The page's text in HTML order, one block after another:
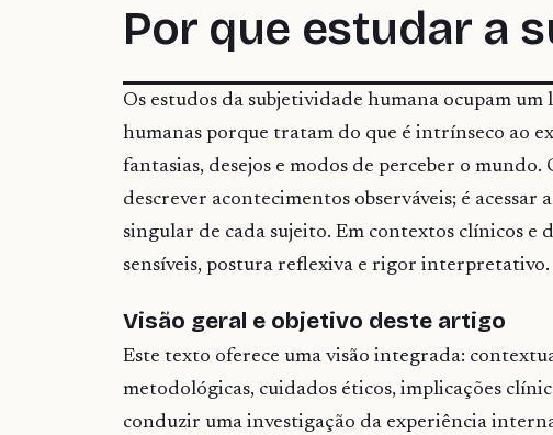
Por que estudar a
Os estudos da subjetividade humana ocupam
humanas porque tratam do que é intrínseco ao
fantasias, desejos e modos de perceber o
descrever acontecimentos observáveis; é
singular de cada sujeito. Em contextos clínicos e
sensíveis, postura reflexiva e rigor interpretativo.
Visão geral e objetivo deste artigo
Este texto oferece uma visão integrada:
metodológicas, cuidados éticos, implicações
conduzir uma investigação da experiência